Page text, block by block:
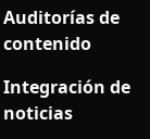
Auditorías de
contenido
Integración de
noticias